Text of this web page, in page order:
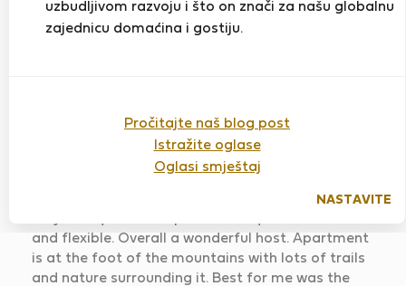
uzbudljivom razvoju i što on znači za našu globalnu
zajednicu domaćina i gostiju.
Pročitajte naš blog post
Istražite oglase
Oglasi smještaj
NASTAVITE
Ocjena
Sierra Nevada's Digital Haven and
Workspace
Ocijenjeno:19.01.2025
and flexible. Overall a wonderful host. Apartment
is at the foot of the mountains with lots of trails
and nature surrounding it. Best for me was the